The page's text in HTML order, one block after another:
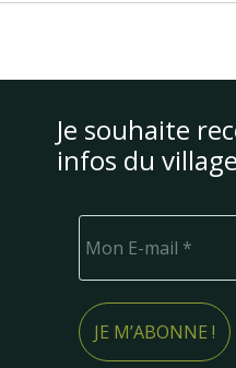
Je souhaite
infos du village